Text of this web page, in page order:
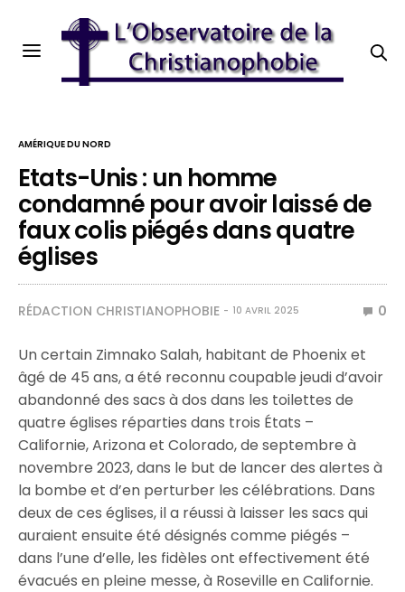
AMÉRIQUE DU NORD
Etats-Unis : un homme
condamné pour avoir laissé de
faux colis piégés dans quatre
églises
RÉDACTION CHRISTIANOPHOBIE 10 AVRIL 2025 0
Un certain Zimnako Salah, habitant de Phoenix et
âgé de 45 ans, a été reconnu coupable jeudi d’avoir
abandonné des sacs à dos dans les toilettes de
quatre églises réparties dans trois États –
Californie, Arizona et Colorado, de septembre à
novembre 2023, dans le but de lancer des alertes à
la bombe et d’en perturber les célébrations. Dans
deux de ces églises, il a réussi à laisser les sacs qui
auraient ensuite été désignés comme piégés –
dans l’une d’elle, les fidèles ont effectivement été
évacués en pleine messe, à Roseville en Californie.